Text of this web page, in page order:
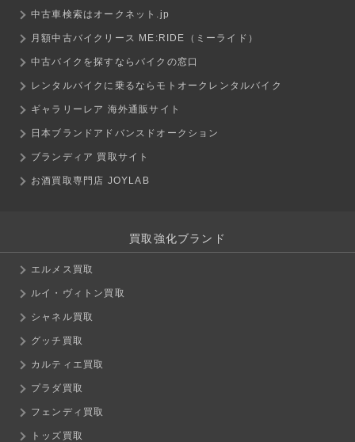
中古車検索はオークネット.jp
月額中古バイクリース ME:RIDE（ミーライド）
中古バイクを探すならバイクの窓口
レンタルバイクに乗るならモトオークレンタルバイク
ギャラリーレア 海外通販サイト
日本ブランドアドバンスドオークション
ブランディア 買取サイト
お酒買取専門店 JOYLAB
買取強化ブランド
エルメス買取
ルイ・ヴィトン買取
シャネル買取
グッチ買取
カルティエ買取
プラダ買取
フェンディ買取
トッズ買取